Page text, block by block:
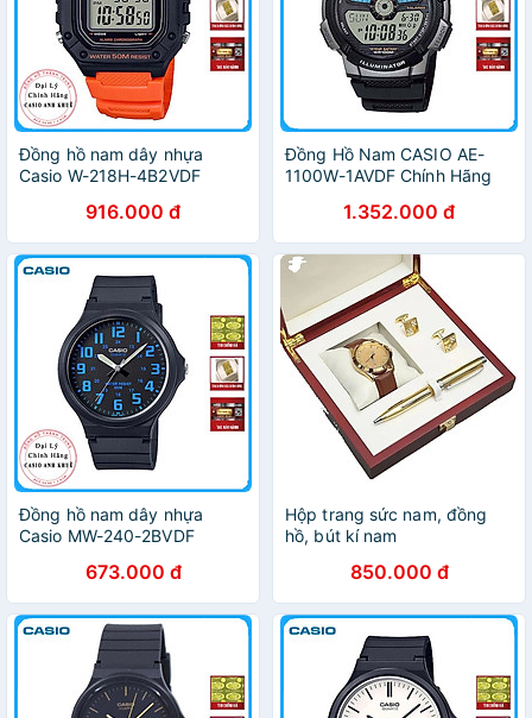
Đồng hồ nam dây nhựa
Casio W-218H-4B2VDF
916.000 đ
Đồng Hồ Nam CASIO AE-
1100W-1AVDF Chính Hãng
1.352.000 đ
Đồng hồ nam dây nhựa
Casio MW-240-2BVDF
673.000 đ
Hộp trang sức nam, đồng
hồ, bút kí nam
850.000 đ